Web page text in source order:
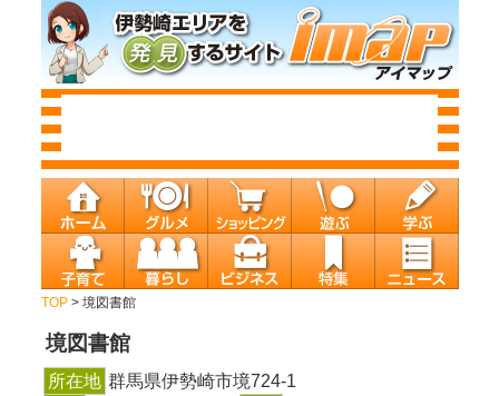
TOP> 境図書館
境図書館
所在地 群馬県伊勢崎市境724-1